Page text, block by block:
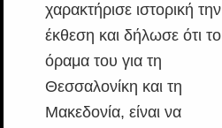
χαρακτήρισε ιστορική την
έκθεση και δήλωσε ότι το
όραμα του για τη
Θεσσαλονίκη και τη
Μακεδονία, είναι να